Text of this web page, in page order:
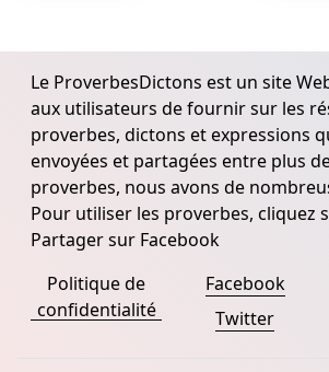
Le ProverbesDictons est un site
aux utilisateurs de fournir sur les
proverbes, dictons et expressions
envoyées et partagées entre plus
proverbes, nous avons de
Pour utiliser les proverbes, cliquez
Partager sur Facebook
Politique de
confidentialité
Facebook
Twitter